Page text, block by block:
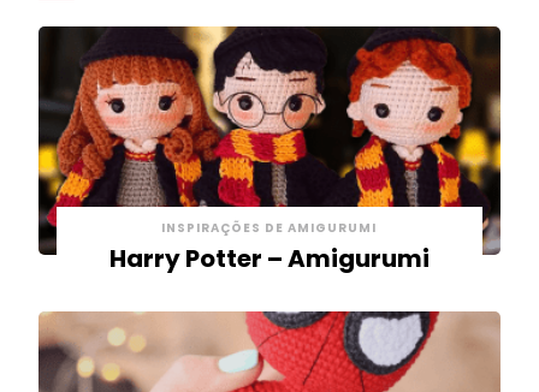
INSPIRAÇÕES DE AMIGURUMI
Harry Potter – Amigurumi